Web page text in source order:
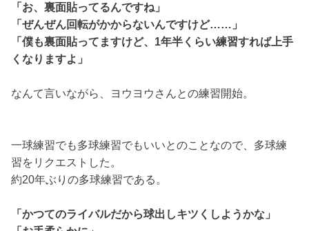
「お、裏面貼ってるんですね」
「ぜんぜん回転がかからないんですけど……」
「僕も裏面貼ってますけど、1年半くらい練習すれば上手
くなりますよ」
なんて言いながら、ヨウヨウさんとの練習開始。
一球練習でも多球練習でもいいとのことなので、多球練
習をリクエストした。
約20年ぶりの多球練習である。
「かつてのライバルだから球出しキツくしようかな」